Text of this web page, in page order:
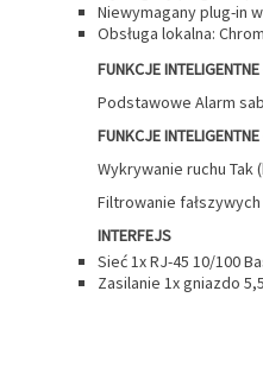
Niewymagany plug-in
Obsługa lokalna:
FUNKCJE
Podstawowe Alarm
FUNKCJE
Wykrywanie ruchu
Filtrowanie
INTERFEJS
Sieć 1x RJ-45 10/100
Zasilanie 1x gniazdo